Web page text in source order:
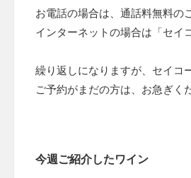
お電話の場合は、通話料無料の
インターネットの場合は「セ
繰り返しになりますが、セイコ
ご予約がまだの方は、お急ぎく
今週ご紹介したワイン